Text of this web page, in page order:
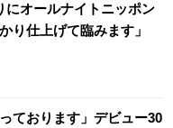
にオールナイトニッポン
り仕上げて臨みます」
ております」デビュー30